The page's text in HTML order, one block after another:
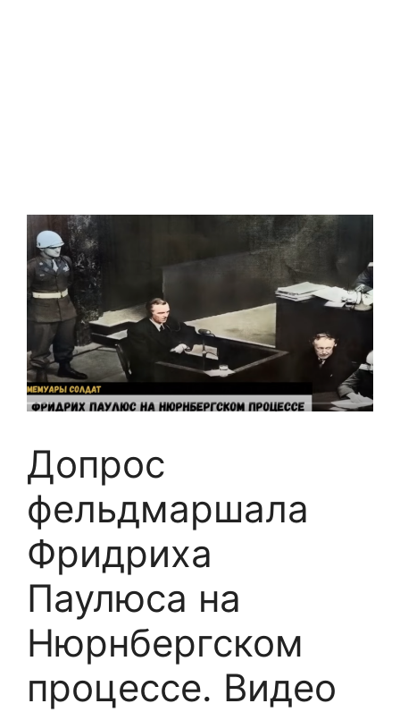
Допрос
фельдмаршала
Фридриха
Паулюса на
Нюрнбергском
процессе. Видео